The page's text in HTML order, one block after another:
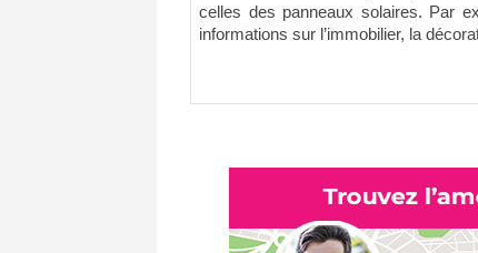
celles des panneaux solaires. Par
informations sur l’immobilier, la